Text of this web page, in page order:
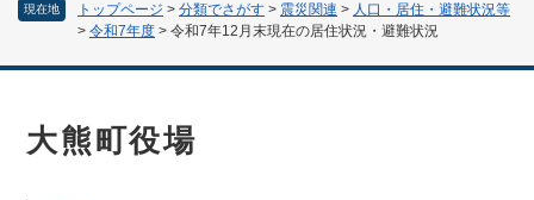
現在地 トップページ > 分類でさがす > 震災関連 > 人口・居住・避難状況等
> 令和7年度 > 令和7年12月末現在の居住状況・避難状況
大熊町役場